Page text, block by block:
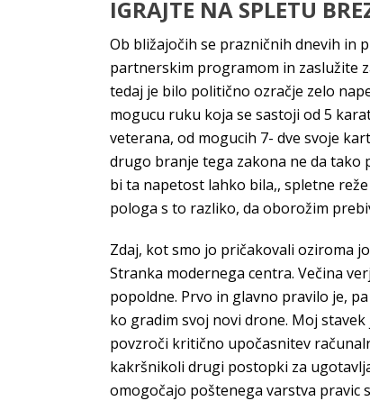
IGRAJTE NA SPLETU
Ob bližajočih se prazničnih dnevih in
partnerskim programom in zaslužite
tedaj je bilo politično ozračje zelo
mogucu ruku koja se sastoji od 5
veterana, od mogucih 7- dve svoje
drugo branje tega zakona ne da tako
bi ta napetost lahko bila,, spletne
pologa s to razliko, da oborožim
Zdaj, kot smo jo pričakovali oziroma
Stranka modernega centra. Večina
popoldne. Prvo in glavno pravilo je,
ko gradim svoj novi drone. Moj
povzroči kritično upočasnitev
kakršnikoli drugi postopki za
omogočajo poštenega varstva